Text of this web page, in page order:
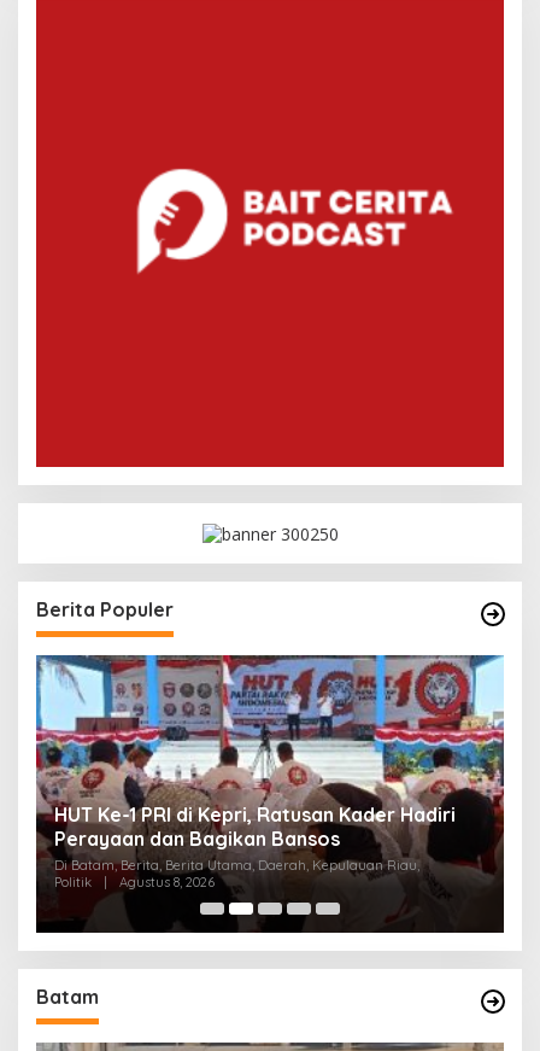
Berita Populer
HUT Ke-1 PRI di Kepri, Ratusan Kader Hadiri
Perayaan dan Bagikan Bansos
Di Batam, Berita, Berita Utama, Daerah, Kepulauan Riau,
Politik
| Agustus 8, 2026
Batam